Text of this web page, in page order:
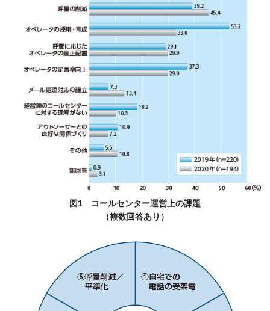
図1 コールセンター運営上の課題
（複数回答あり）